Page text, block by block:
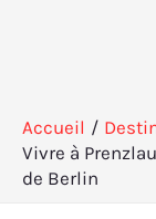
Accueil
Vivre à
de Berlin